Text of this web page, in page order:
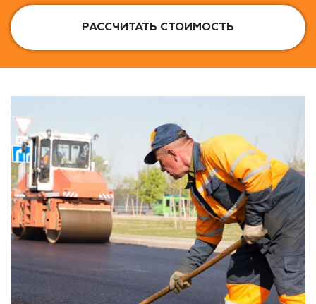
РАССЧИТАТЬ СТОИМОСТЬ